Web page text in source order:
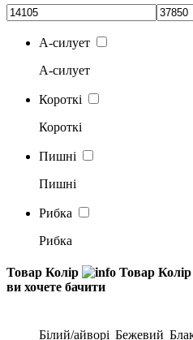
А-силует
А-силует
Короткі
Короткі
Пишні
Пишні
Рибка
Рибка
Товар Колір Товар Колір
ви хочете бачити
Білий/айворі Бежевий